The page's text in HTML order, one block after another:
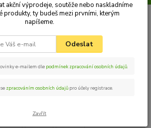
a kšírky Kšírky
REFLEX Kšírky pro psa s
pro psa s
- růžové
akční výprodeje, soutěže nebo naskladníme
produkty, ty budeš mezi prvními, kterým
napíšeme.
Odeslat
e-mailem dle podmínek zpracování osobních údajů.
zpracováním osobních údajů pro účely registrace.
Zavřít